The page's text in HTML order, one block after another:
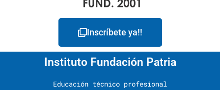
Inscríbete ya!!
Instituto Fundación Patria
Educación técnico profesional